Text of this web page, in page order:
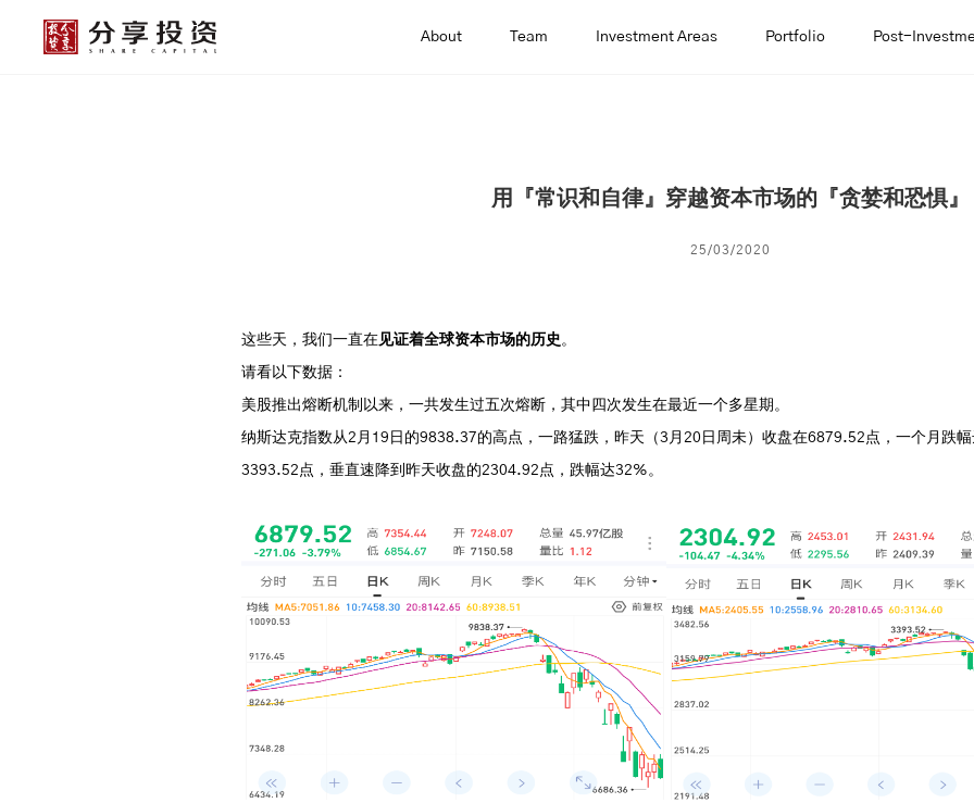
About Team Investment Areas Portfolio Post-
用『常识和自律』穿越资本市场的『贪婪和恐惧』
25/03/2020
这些天，我们一直在见证着全球资本市场的历史。
请看以下数据：
美股推出熔断机制以来，一共发生过五次熔断，其中四次发生在最近一个多星期。
纳斯达克指数从2月19日的9838.37的高点，一路猛跌，昨天（3月20日周未）收盘在6879.52点，一个月跌
3393.52点，垂直速降到昨天收盘的2304.92点，跌幅达32%。